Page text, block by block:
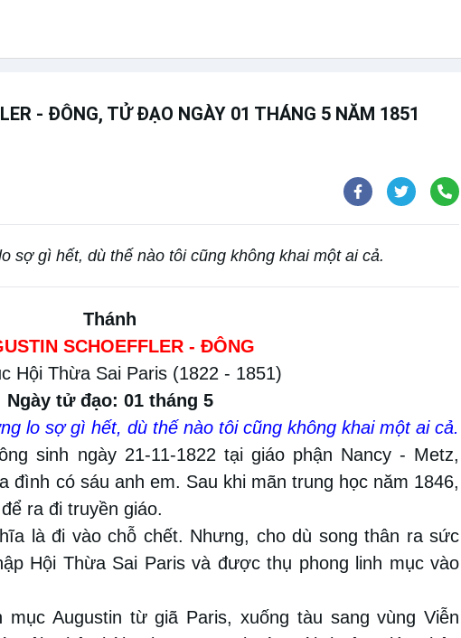
- ĐÔNG, TỬ ĐẠO NGÀY 01 THÁNG 5 NĂM 1851
sợ gì hết, dù thế nào tôi cũng không khai một ai cả.
Thánh
SCHOEFFLER - ĐÔNG
Hội Thừa Sai Paris (1822 - 1851)
Ngày tử đạo: 01 tháng 5
lo sợ gì hết, dù thế nào tôi cũng không khai một ai cả.
sinh ngày 21-11-1822 tại giáo phận Nancy - Metz,
đình có sáu anh em. Sau khi mãn trung học năm 1846,
ra đi truyền giáo.
là đi vào chỗ chết. Nhưng, cho dù song thân ra sức
Hội Thừa Sai Paris và được thụ phong linh mục vào
mục Augustin từ giã Paris, xuống tàu sang vùng Viễn